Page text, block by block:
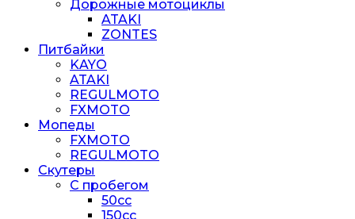
Дорожные мотоциклы
ATAKI
ZONTES
Питбайки
KAYO
ATAKI
REGULMOTO
FXMOTO
Мопеды
FXMOTO
REGULMOTO
Скутеры
С пробегом
50cc
150cc